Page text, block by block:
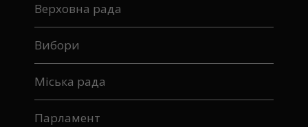
Верховна рада
Вибори
Міська рада
Парламент